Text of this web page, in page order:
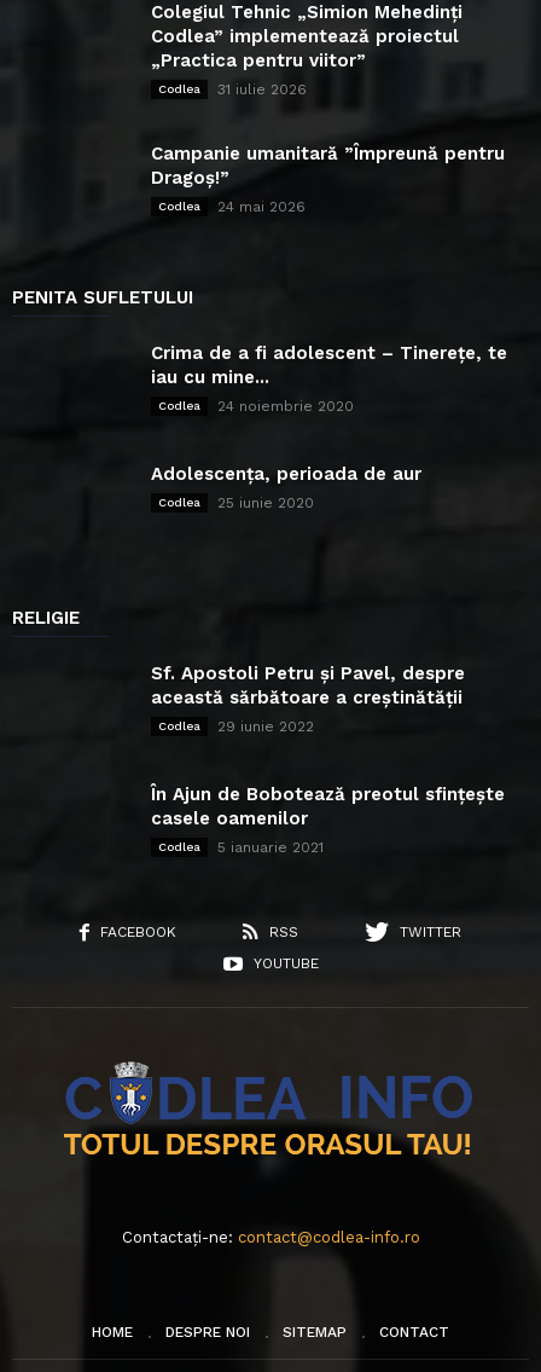
Colegiul Tehnic „Simion Mehedinți
Codlea” implementează proiectul
„Practica pentru viitor”
Codlea 31 iulie 2026
Campanie umanitară ”Împreună pentru
Dragoș!”
Codlea 24 mai 2026
PENITA SUFLETULUI
Crima de a fi adolescent – Tinerețe, te
iau cu mine...
Codlea 24 noiembrie 2020
Adolescența, perioada de aur
Codlea 25 iunie 2020
RELIGIE
Sf. Apostoli Petru și Pavel, despre
această sărbătoare a creștinătății
Codlea 29 iunie 2022
În Ajun de Bobotează preotul sfințește
casele oamenilor
Codlea 5 ianuarie 2021
FACEBOOK RSS
TWITTER
YOUTUBE
Contactați-ne: contact@codlea-info.ro
HOME DESPRE NOI SITEMAP CONTACT